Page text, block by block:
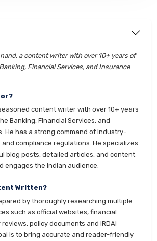
eligibility icici
eligibility incred
eligibility indusind bank
eligibility kotak
eligibility shriram
eligibility tata capital
eligibility yes bank
for ca
for defence personnel
for doctors
a content writer with over 10+ years of
Financial Services, and Insurance
content writer with over 10+ years
Banking, Financial Services, and
He has a strong command of industry-
compliance regulations. He specializes
blog posts, detailed articles, and content
engages the Indian audience.
Written?
by thoroughly researching multiple
such as official websites, financial
policy documents and IRDAI
is to bring accurate and reader-friendly